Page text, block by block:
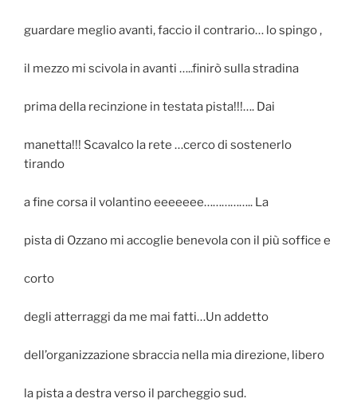
guardare meglio avanti, faccio il contrario… lo spingo ,
il mezzo mi scivola in avanti …..finirò sulla stradina
prima della recinzione in testata pista!!!…. Dai
manetta!!! Scavalco la rete …cerco di sostenerlo
tirando
a fine corsa il volantino eeeeeee…………….. La
pista di Ozzano mi accoglie benevola con il più soffice e
corto
degli atterraggi da me mai fatti…Un addetto
dell’organizzazione sbraccia nella mia direzione, libero
la pista a destra verso il parcheggio sud.